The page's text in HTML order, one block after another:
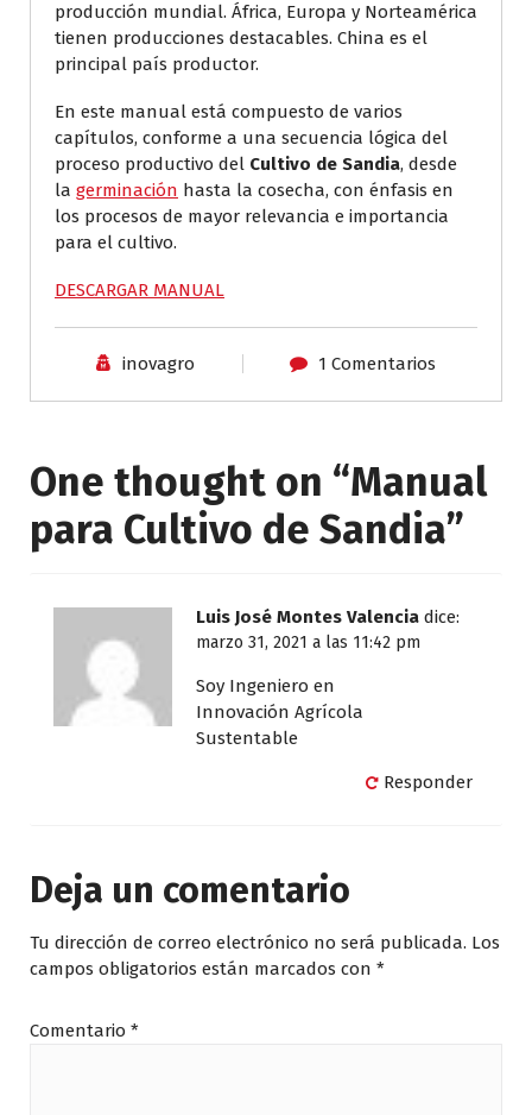
producción mundial. África, Europa y Norteamérica
tienen producciones destacables. China es el
principal país productor.
En este manual está compuesto de varios
capítulos, conforme a una secuencia lógica del
proceso productivo del Cultivo de Sandia, desde
la germinación hasta la cosecha, con énfasis en
los procesos de mayor relevancia e importancia
para el cultivo.
DESCARGAR MANUAL
inovagro 1 Comentarios
One thought on “Manual
para Cultivo de Sandia”
Luis José Montes Valencia dice:
marzo 31, 2021 a las 11:42 pm
Soy Ingeniero en
Innovación Agrícola
Sustentable
Responder
Deja un comentario
Tu dirección de correo electrónico no será publicada. Los
campos obligatorios están marcados con *
Comentario *